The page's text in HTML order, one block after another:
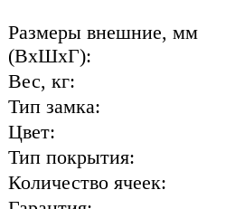
Размеры внешние, мм
(ВхШхГ):
Вес, кг:
Тип замка:
Цвет:
Тип покрытия:
Количество ячеек: